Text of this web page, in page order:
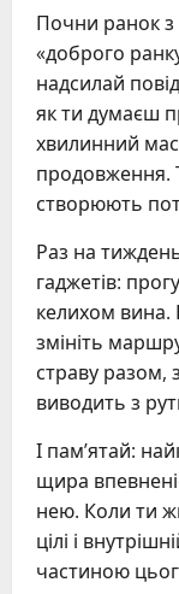
Почни ранок з
«доброго
надсилай
як ти думаєш
хвилинний
продовження.
створюють
Раз на
гаджетів:
келихом
змініть
страву разом,
виводить з
І пам’ятай:
щира
нею. Коли ти
цілі і
частиною